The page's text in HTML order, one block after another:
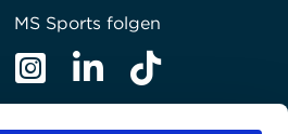
MS Sports folgen